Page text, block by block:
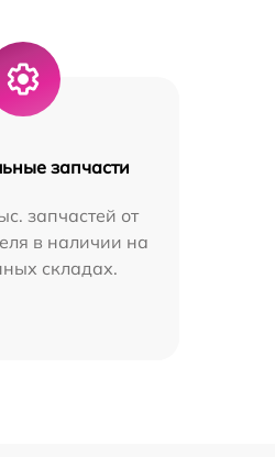
запчасти
запчастей от
в наличии на
складах.